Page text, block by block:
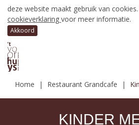
deze website maakt gebruik van
cookieverklaring voor meer informatie.
Home Restaurant Grandcafe
KINDER